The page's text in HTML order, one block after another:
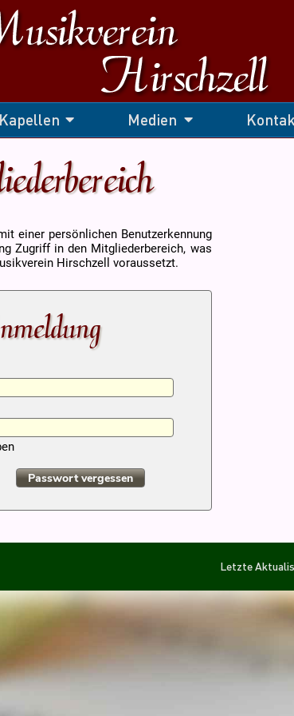
Kapellen Medien
einer persönlichen Benutzerkennung
Zugriff in den Mitgliederbereich, was
Hirschzell voraussetzt.
Passwort vergessen
Letzte